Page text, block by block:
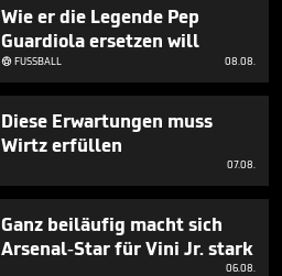
Wie er die Legende Pep
Guardiola ersetzen will
FUSSBALL 08.08.
Diese Erwartungen muss
Wirtz erfüllen
07.08.
Ganz beiläufig macht sich
Arsenal-Star für Vini Jr. stark
06.08.